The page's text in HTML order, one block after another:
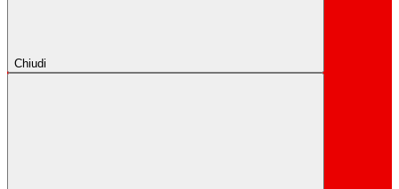
Chiudi